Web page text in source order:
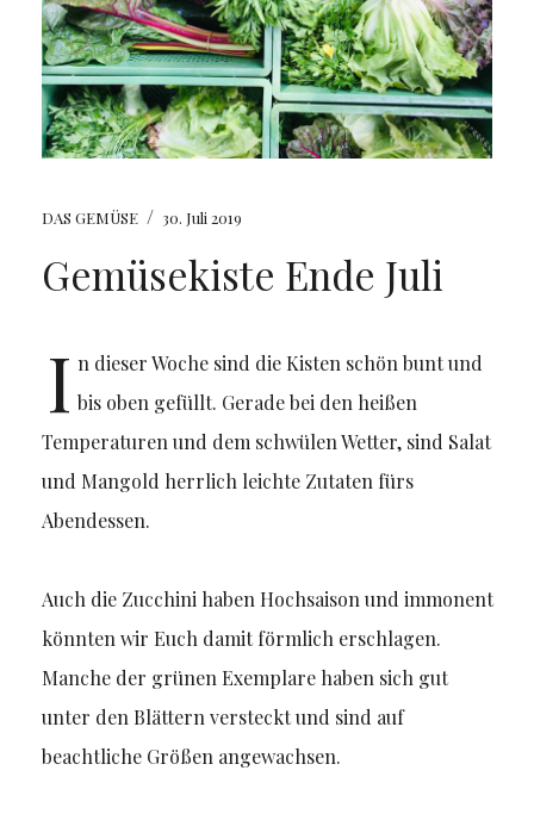
DAS GEMÜSE / 30. Juli 2019
Gemüsekiste Ende Juli
I n dieser Woche sind die Kisten schön bunt und
bis oben gefüllt. Gerade bei den heißen
Temperaturen und dem schwülen Wetter, sind Salat
und Mangold herrlich leichte Zutaten fürs
Abendessen.
Auch die Zucchini haben Hochsaison und immonent
könnten wir Euch damit förmlich erschlagen.
Manche der grünen Exemplare haben sich gut
unter den Blättern versteckt und sind auf
beachtliche Größen angewachsen.